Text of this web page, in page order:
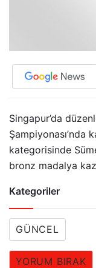
Singapur’da
Şampiyonası’nda
kategorisinde
bronz madalya
Kategoriler
GÜNCEL
YORUM BIRAK